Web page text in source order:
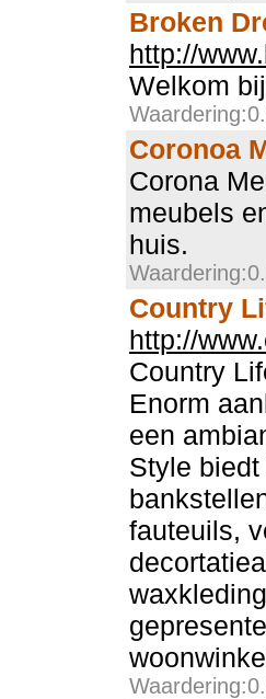
Broken
http://
Welkom
Coronoa
Corona
meubels
huis.
Country
http://
Country
Enorm
een
Style
fauteuils,